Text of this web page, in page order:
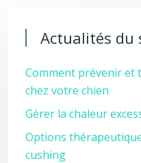
Actualités du
Comment prévenir et
chez votre chien
Gérer la chaleur
Options
cushing